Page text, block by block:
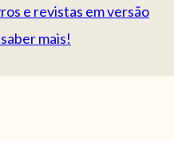
e revistas em versão
mais!